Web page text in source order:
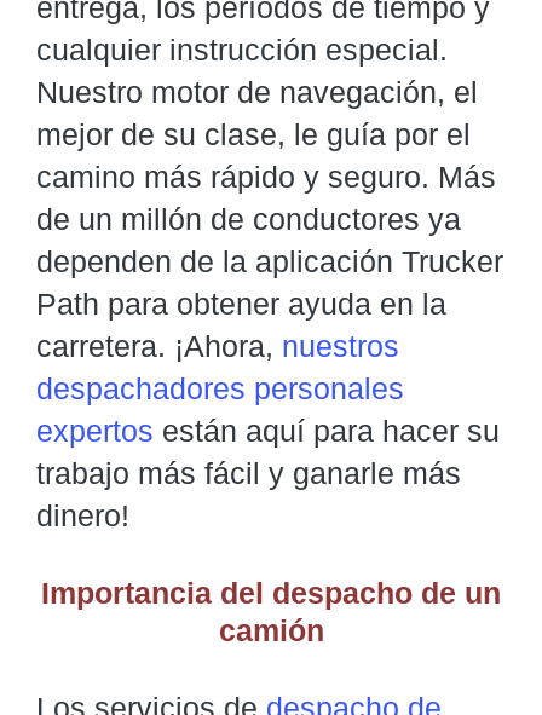
entrega, los períodos de tiempo y
cualquier instrucción especial.
Nuestro motor de navegación, el
mejor de su clase, le guía por el
camino más rápido y seguro. Más
de un millón de conductores ya
dependen de la aplicación Trucker
Path para obtener ayuda en la
carretera. ¡Ahora, nuestros
despachadores personales
expertos están aquí para hacer su
trabajo más fácil y ganarle más
dinero!
Importancia del despacho de un
camión
Los servicios de despacho de